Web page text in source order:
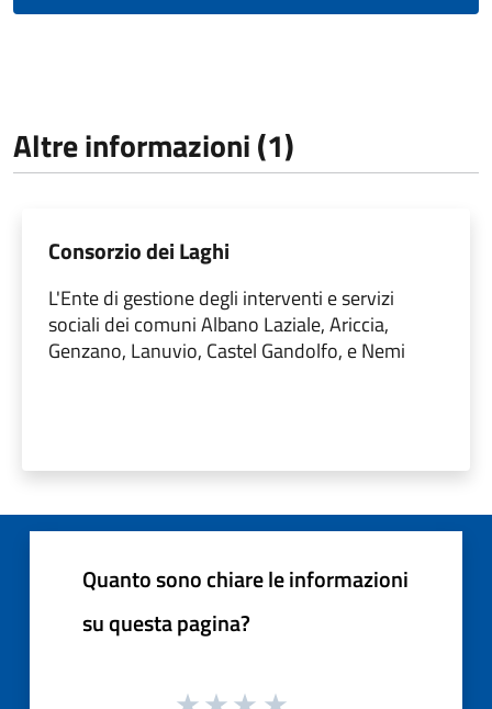
Altre informazioni (1)
Consorzio dei Laghi
L'Ente di gestione degli interventi e servizi
sociali dei comuni Albano Laziale, Ariccia,
Genzano, Lanuvio, Castel Gandolfo, e Nemi
Quanto sono chiare le informazioni
su questa pagina?